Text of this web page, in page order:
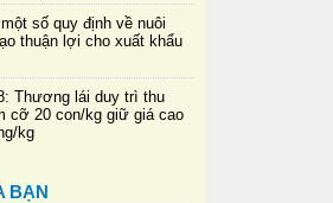
số quy định về nuôi
thuận lợi cho xuất khẩu
Thương lái duy trì thu
cỡ 20 con/kg giữ giá cao
kg
BẠN